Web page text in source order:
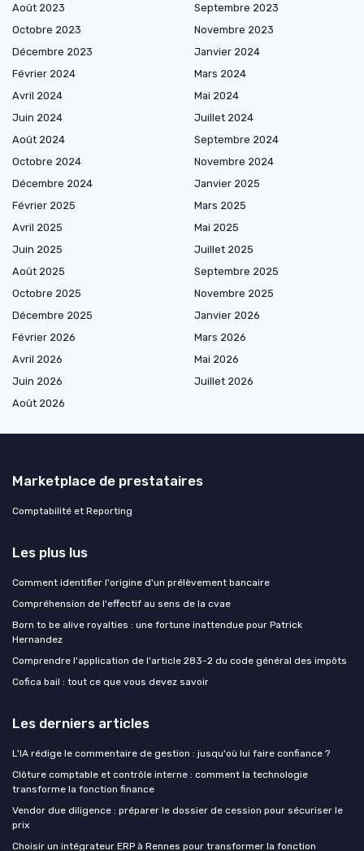
Août 2023
Septembre 2023
Octobre 2023
Novembre 2023
Décembre 2023
Janvier 2024
Février 2024
Mars 2024
Avril 2024
Mai 2024
Juin 2024
Juillet 2024
Août 2024
Septembre 2024
Octobre 2024
Novembre 2024
Décembre 2024
Janvier 2025
Février 2025
Mars 2025
Avril 2025
Mai 2025
Juin 2025
Juillet 2025
Août 2025
Septembre 2025
Octobre 2025
Novembre 2025
Décembre 2025
Janvier 2026
Février 2026
Mars 2026
Avril 2026
Mai 2026
Juin 2026
Juillet 2026
Août 2026
Marketplace de prestataires
Comptabilité et Reporting
Les plus lus
Comment identifier l'origine d'un prélèvement bancaire
Compréhension de l'effectif au sens de la cvae
Born to be alive royalties : une fortune inattendue pour Patrick
Hernandez
Comprendre l'application de l'article 283-2 du code général des impôts
Cofica bail : tout ce que vous devez savoir
Les derniers articles
L'IA rédige le commentaire de gestion : jusqu'où lui faire confiance ?
Clôture comptable et contrôle interne : comment la technologie
transforme la fonction finance
Vendor due diligence : préparer le dossier de cession pour sécuriser le
prix
Choisir un intégrateur ERP à Rennes pour transformer la fonction